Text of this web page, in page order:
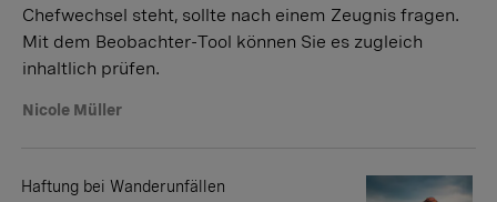
Chefwechsel steht, sollte nach einem Zeugnis fragen.
Mit dem Beobachter-Tool können Sie es zugleich
inhaltlich prüfen.
Nicole Müller
Haftung bei Wanderunfällen